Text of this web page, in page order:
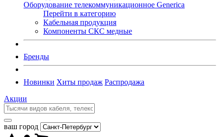
Оборудование телекоммуникационное Generica
Перейти в категорию
Кабельная продукция
Компоненты СКС медные
Бренды
Новинки Хиты продаж Распродажа
Акции
ваш город